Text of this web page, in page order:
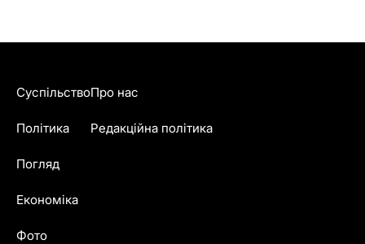
Суспільство
Політика
Погляд
Економіка
Фото
Про нас
Редакційна політика